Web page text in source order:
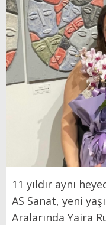
11 yıldır aynı
AS Sanat, yeni
Aralarında Yaira